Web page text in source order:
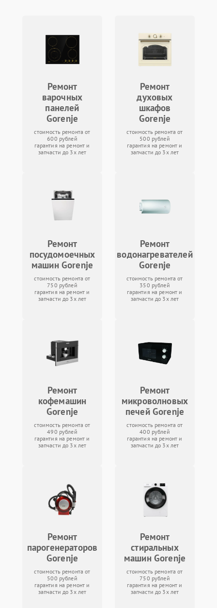
Ремонт
варочных
панелей
Gorenje
стоимость ремонта от
600 рублей
гарантия на ремонт и
запчасти до 3х лет
Ремонт
духовых
шкафов
Gorenje
стоимость ремонта от
500 рублей
гарантия на ремонт и
запчасти до 3х лет
Ремонт
посудомоечных
машин Gorenje
стоимость ремонта от
750 рублей
гарантия на ремонт и
запчасти до 3х лет
Ремонт
водонагревателей
Gorenje
стоимость ремонта от
350 рублей
гарантия на ремонт и
запчасти до 3х лет
Ремонт
кофемашин
Gorenje
стоимость ремонта от
490 рублей
гарантия на ремонт и
запчасти до 3х лет
Ремонт
микроволновых
печей Gorenje
стоимость ремонта от
400 рублей
гарантия на ремонт и
запчасти до 3х лет
Ремонт
парогенераторов
Gorenje
стоимость ремонта от
500 рублей
гарантия на ремонт и
запчасти до 3х лет
Ремонт
стиральных
машин Gorenje
стоимость ремонта от
750 рублей
гарантия на ремонт и
запчасти до 3х лет